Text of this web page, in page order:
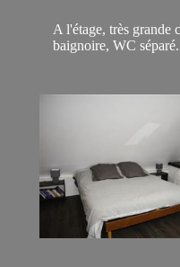
A l'étage, très grande
baignoire, WC séparé.